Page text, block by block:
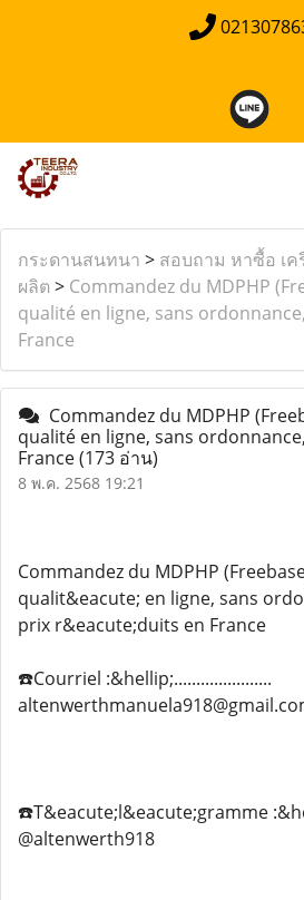
กระดานสนทนา > สอบถาม หาซื้อ เค
ผลิต > Commandez du MDPHP
qualité en ligne, sans
France
Commandez du MDPHP
qualité en ligne, sans
France(173 อ่าน)
8 พ.ค. 2568 19:21
Commandez du MDPHP
qualit&eacute; en ligne, sans
prix r&eacute;duits en France
☎️Courriel :&hellip;......................
☎️T&eacute;l&eacute;gramme
@altenwerth918